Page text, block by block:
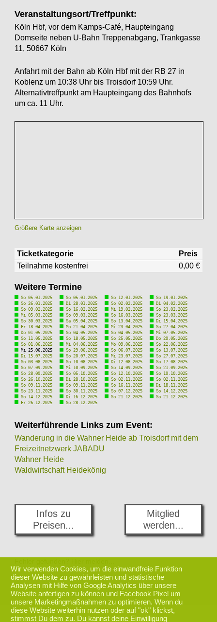
Veranstaltungsort/Treffpunkt:
Köln Hbf, vor dem Kamps-Café, Haupteingang
Domseite neben U-Bahn Treppenabgang, Trankgasse
11, 50667 Köln
Anfahrt mit der Bahn ab Köln Hbf mit der RB 27 in
Koblenz um 10:38 Uhr bis Troisdorf 10:59 Uhr.
Alternativtreffpunkt am Haupteingang des Bahnhofs
um ca. 11 Uhr.
Größere Karte anzeigen
Ticketkategorie
Preis
Teilnahme kostenfrei
0,00 €
Weitere Termine
So 05.01.2025 So 05.01.2025 So 12.01.2025
So 19.01.2025
So 26.01.2025
Di 28.01.2025 So 02.02.2025
Di 04.02.2025
So 09.02.2025
So 16.02.2025 Mi 19.02.2025
So 23.02.2025
Mi 05.03.2025
So 09.03.2025 So 16.03.2025
So 23.03.2025
So 30.03.2025
Sa 05.04.2025 So 13.04.2025
Di 15.04.2025
Fr 18.04.2025
Mo 21.04.2025 Mi 23.04.2025
So 27.04.2025
Do 01.05.2025
So 04.05.2025 So 04.05.2025
Mi 07.05.2025
So 11.05.2025
So 18.05.2025 So 25.05.2025
Do 29.05.2025
So 01.06.2025
Mi 04.06.2025 Mo 09.06.2025
So 22.06.2025
Mi 25.06.2025
So 29.06.2025 So 06.07.2025
So 13.07.2025
Di 15.07.2025
So 20.07.2025 Mi 23.07.2025
So 27.07.2025
So 03.08.2025
So 10.08.2025 Di 12.08.2025
So 17.08.2025
So 07.09.2025
Mi 10.09.2025 So 14.09.2025
So 21.09.2025
So 28.09.2025
So 05.10.2025 So 12.10.2025
So 19.10.2025
So 26.10.2025
Di 28.10.2025 So 02.11.2025
So 02.11.2025
So 09.11.2025
So 09.11.2025 So 16.11.2025
Di 18.11.2025
So 23.11.2025
So 30.11.2025 So 07.12.2025
So 14.12.2025
So 14.12.2025
Di 16.12.2025 So 21.12.2025
So 21.12.2025
Fr 26.12.2025
So 28.12.2025
Weiterführende Links zum Event:
Wanderung in die Wahner Heide ab Troisdorf mit dem
Freizeitnetzwerk JABADU
Wahner Heide
Waldwirtschaft Heidekönig
Infos zu
Preisen...
Mitglied
werden...
zurück nach oben
Wir verwenden Cookies, um die einwandfreie Funktion
dieser Website zu gewährleisten und statistische
Analysen mit Hilfe von Google Analytics über unsere
Website anfertigen zu können und Facebook Pixel um
unsere Marketingmaßnahmen zu optimieren. Wenn du
diese Website weiterhin nutzen oder auf "ok" klickst,
stimmst Du dem zu. Du kannst deine Einwilligung